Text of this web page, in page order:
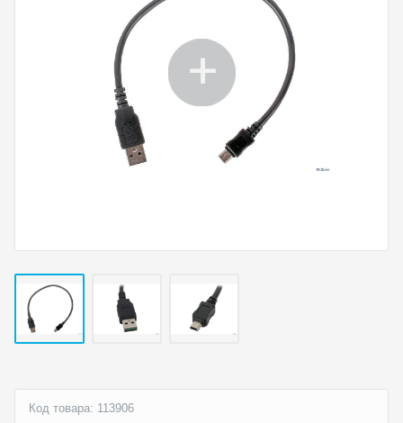
Код товара: 113906